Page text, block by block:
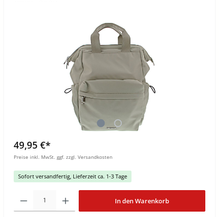
49,95 €*
Preise inkl. MwSt. ggf. zzgl. Versandkosten
Sofort versandfertig, Lieferzeit ca. 1-3 Tage
In den Warenkorb